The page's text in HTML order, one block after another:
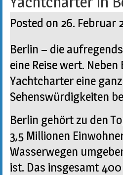
Posted on 26. Februar
Berlin – die
eine Reise wert.
Yachtcharter eine
Sehenswürdigkeiten
Berlin gehört zu den
3,5 Millionen
Wasserwegen
ist. Das insgesamt